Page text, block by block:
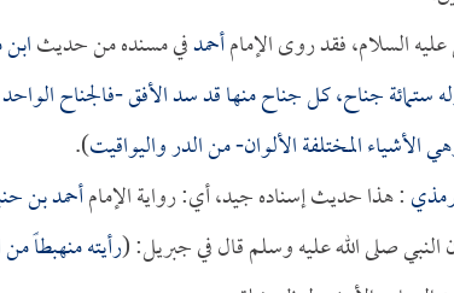
السلام، فقد روى الإمامأحمدفي مسنده من حديث
جناح، كل جناح منها قد سد الأفق -فالجناح
المختلفة الألوان- من الدر واليواقيت).
: هذا حديث إسناده جيد، أي: رواية الإمامأحمد بن
صلى الله عليه وسلم قال في جبريل: (رأيته منهبطاً